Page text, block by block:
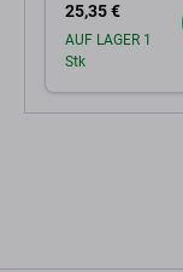
25,35 €
AUF LAGER 1
Stk